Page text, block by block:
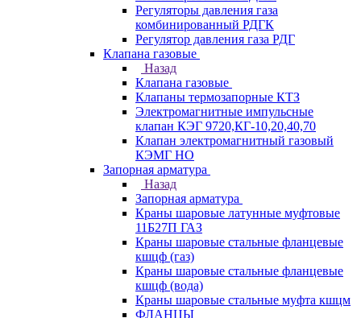
Регуляторы давления газа
комбинированный РДГК
Регулятор давления газа РДГ
Клапана газовые
Назад
Клапана газовые
Клапаны термозапорные КТЗ
Электромагнитные импульсные
клапан КЭГ 9720,КГ-10,20,40,70
Клапан электромагнитный газовый
КЭМГ НО
Запорная арматура
Назад
Запорная арматура
Краны шаровые латунные муфтовые
11Б27П ГАЗ
Краны шаровые стальные фланцевые
кшцф (газ)
Краны шаровые стальные фланцевые
кшцф (вода)
Краны шаровые стальные муфта кшцм
ФЛАНЦЫ